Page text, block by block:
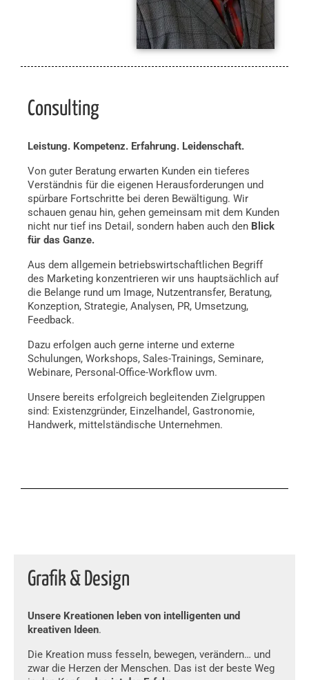
Consulting
Leistung. Kompetenz. Erfahrung. Leidenschaft.
Von guter Beratung erwarten Kunden ein tieferes
Verständnis für die eigenen Herausforderungen und
spürbare Fortschritte bei deren Bewältigung. Wir
schauen genau hin, gehen gemeinsam mit dem Kunden
nicht nur tief ins Detail, sondern haben auch den Blick
für das Ganze.
Aus dem allgemein betriebswirtschaftlichen Begriff
des Marketing konzentrieren wir uns hauptsächlich auf
die Belange rund um Image, Nutzentransfer, Beratung,
Konzeption, Strategie, Analysen, PR, Umsetzung,
Feedback.
Dazu erfolgen auch gerne interne und externe
Schulungen, Workshops, Sales-Trainings, Seminare,
Webinare, Personal-Office-Workflow uvm.
Unsere bereits erfolgreich begleitenden Zielgruppen
sind: Existenzgründer, Einzelhandel, Gastronomie,
Handwerk, mittelständische Unternehmen.
Grafik & Design
Unsere Kreationen leben von intelligenten und
kreativen Ideen.
Die Kreation muss fesseln, bewegen, verändern… und
zwar die Herzen der Menschen. Das ist der beste Weg